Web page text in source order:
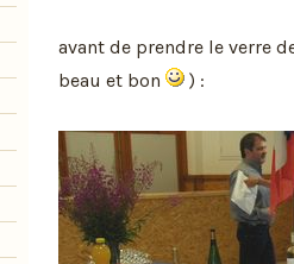
avant de prendre le verre
beau et bon
) :